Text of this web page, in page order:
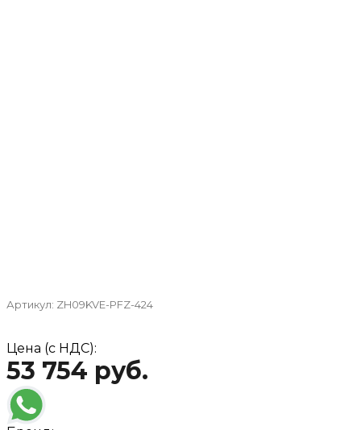
Артикул: ZH09KVE-PFZ-424
Цена (с НДС):
53 754 руб.